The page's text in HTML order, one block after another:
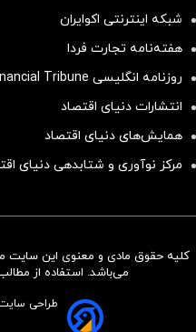
شبکه اینترنتی اکوایران
هفته‌نامه تجارت فردا
روزنامه انگلیسی Financial Tribune
انتشارات دنیای اقتصاد
همایش‌های دنیای اقتصاد
مرکز نوآوری و شتابدهی دنیای
کلیه حقوق مادی و معنوی این سایت
می‌باشد. استفاده از
طراحی